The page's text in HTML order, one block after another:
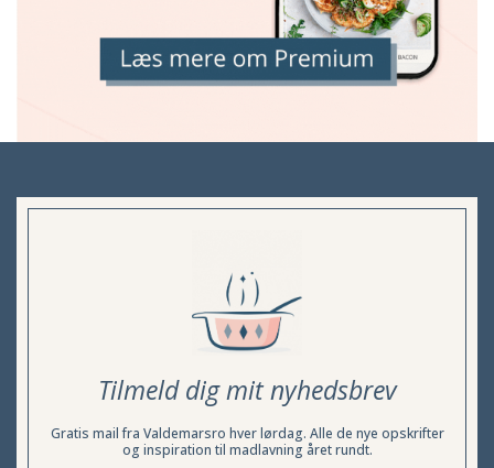
Tilmeld dig mit nyhedsbrev
Gratis mail fra Valdemarsro hver lørdag. Alle de nye opskrifter
og inspiration til madlavning året rundt.